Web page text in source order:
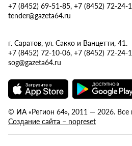
+7 (8452) 69-51-85, +7 (8452) 72-24-
tender@gazeta64.ru
г. Саратов, ул. Сакко и Ванцетти, 41.
+7 (8452) 72-10-06, +7 (8452) 72-24-
sog@gazeta64.ru
© ИА «Регион 64», 2011 — 2026.
Создание сайта – nopreset